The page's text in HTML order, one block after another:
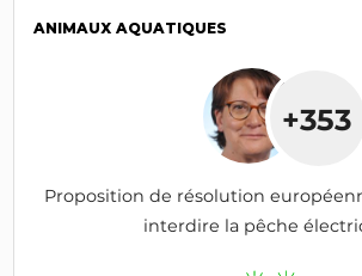
ANIMAUX AQUATIQUES
+353
Proposition de résolution
interdire la pêche